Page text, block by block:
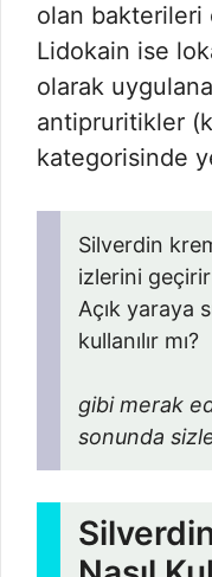
olan bakterileri
Lidokain ise
olarak
antipruritikler
kategorisinde
Silverdin
izlerini
Açık yaraya
kullanılır mı?
gibi merak
sonunda